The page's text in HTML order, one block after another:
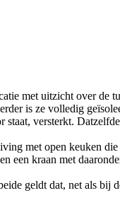
met uitzicht over de
is ze volledig
versterkt.
met open keuken
een kraan met
geldt dat, net als